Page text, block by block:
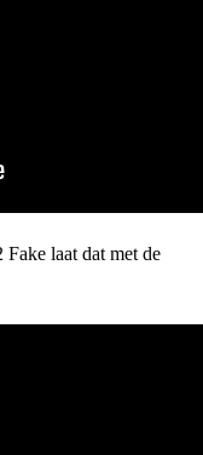
laat dat met de